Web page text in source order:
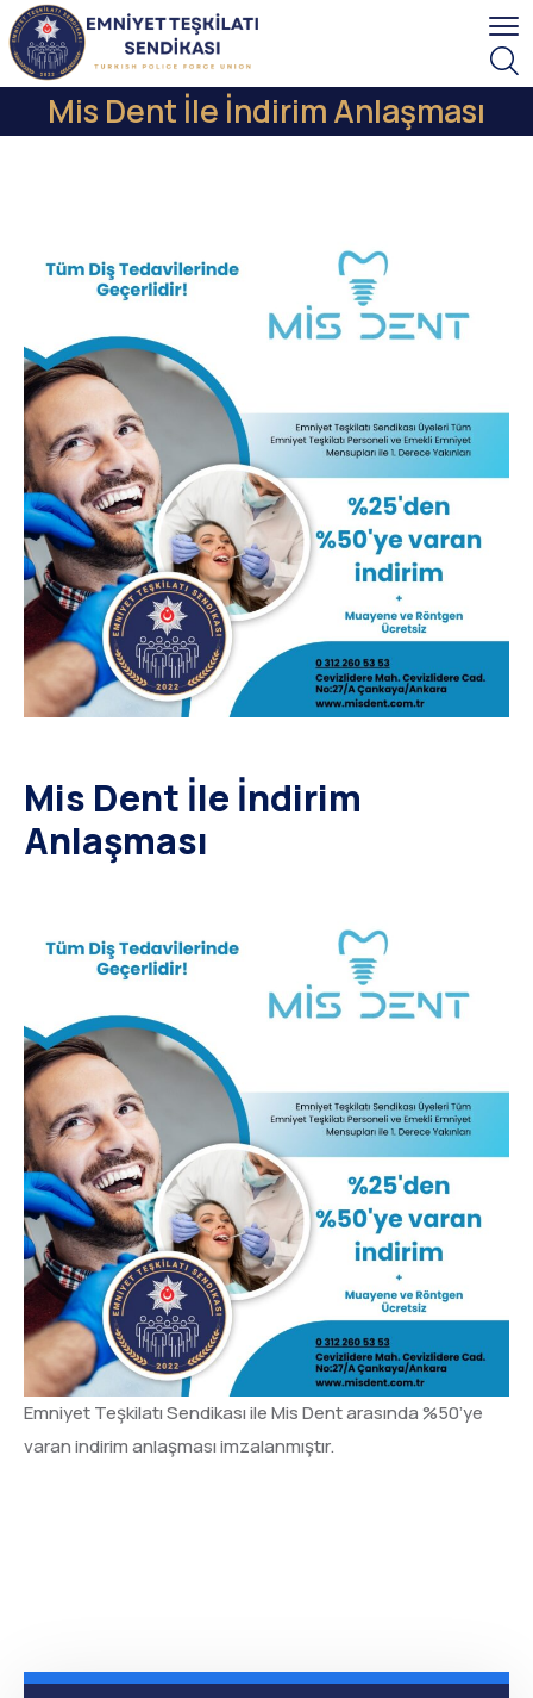
Mis Dent İle İndirim Anlaşması
Mis Dent İle İndirim
Anlaşması
Emniyet Teşkilatı Sendikası ile Mis Dent arasında %50’ye
varan indirim anlaşması imzalanmıştır.